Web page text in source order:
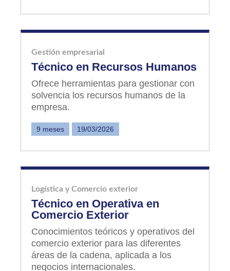
Gestión empresarial
Técnico en Recursos Humanos
Ofrece herramientas para gestionar con
solvencia los recursos humanos de la
empresa.
9 meses 19/03/2026
Logística y Comercio exterior
Técnico en Operativa en
Comercio Exterior
Conocimientos teóricos y operativos del
comercio exterior para las diferentes
áreas de la cadena, aplicada a los
negocios internacionales.